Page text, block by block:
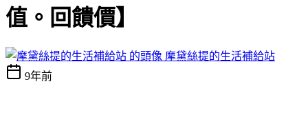
值。回饋價】
摩黛絲提的生活補給站
9年前